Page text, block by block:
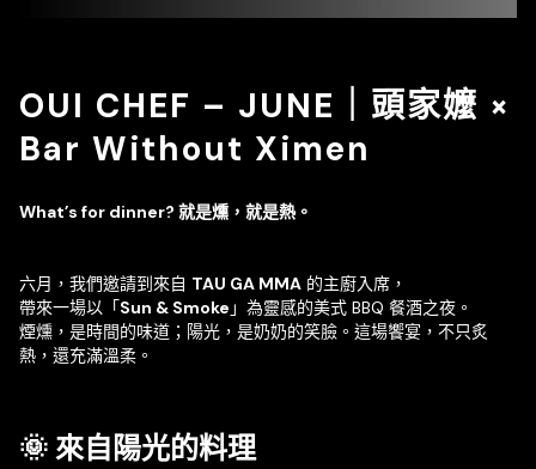
OUI CHEF – JUNE｜頭家嬤 ×
Bar Without Ximen
What’s for dinner? 就是燻，就是熱。
六月，我們邀請到來自 TAU GA MMA 的主廚入席，
帶來一場以「Sun & Smoke 」為靈感的美式 BBQ 餐酒之夜。
煙燻，是時間的味道；陽光，是奶奶的笑臉。這場饗宴，不只炙
熱，還充滿溫柔。
🌞 來自陽光的料理